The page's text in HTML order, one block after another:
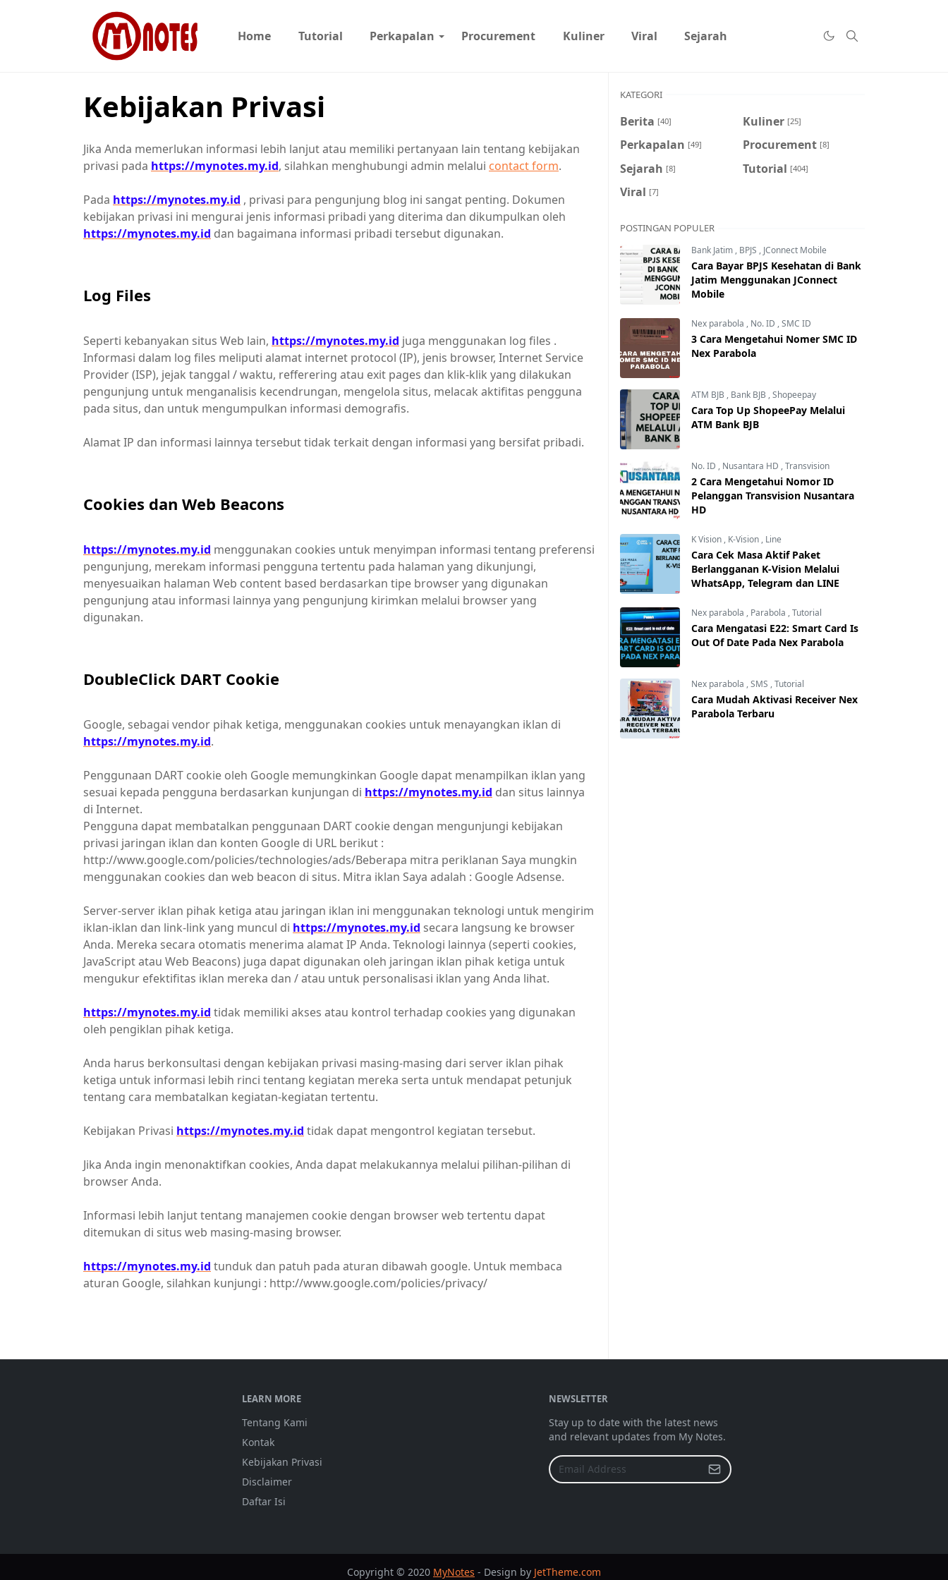
Home Tutorial Perkapalan Procurement Kuliner Viral Sejarah
Kebijakan Privasi
Jika Anda memerlukan informasi lebih lanjut atau memiliki pertanyaan lain tentang kebijakan
privasi pada https://mynotes.my.id, silahkan menghubungi admin melalui contact form.
Pada https://mynotes.my.id , privasi para pengunjung blog ini sangat penting. Dokumen
kebijakan privasi ini mengurai jenis informasi pribadi yang diterima dan dikumpulkan oleh
https://mynotes.my.id dan bagaimana informasi pribadi tersebut digunakan.
Log Files
Seperti kebanyakan situs Web lain, https://mynotes.my.id juga menggunakan log files .
Informasi dalam log files meliputi alamat internet protocol (IP), jenis browser, Internet Service
Provider (ISP), jejak tanggal / waktu, refferering atau exit pages dan klik-klik yang dilakukan
pengunjung untuk menganalisis kecendrungan, mengelola situs, melacak aktifitas pengguna
pada situs, dan untuk mengumpulkan informasi demografis.
Alamat IP dan informasi lainnya tersebut tidak terkait dengan informasi yang bersifat pribadi.
Cookies dan Web Beacons
https://mynotes.my.id menggunakan cookies untuk menyimpan informasi tentang preferensi
pengunjung, merekam informasi pengguna tertentu pada halaman yang dikunjungi,
menyesuaikan halaman Web content based berdasarkan tipe browser yang digunakan
pengunjung atau informasi lainnya yang pengunjung kirimkan melalui browser yang
digunakan.
DoubleClick DART Cookie
Google, sebagai vendor pihak ketiga, menggunakan cookies untuk menayangkan iklan di
https://mynotes.my.id.
Penggunaan DART cookie oleh Google memungkinkan Google dapat menampilkan iklan yang
sesuai kepada pengguna berdasarkan kunjungan di https://mynotes.my.id dan situs lainnya
di Internet.
Pengguna dapat membatalkan penggunaan DART cookie dengan mengunjungi kebijakan
privasi jaringan iklan dan konten Google di URL berikut :
http://www.google.com/policies/technologies/ads/Beberapa mitra periklanan Saya mungkin
menggunakan cookies dan web beacon di situs. Mitra iklan Saya adalah : Google Adsense.
Server-server iklan pihak ketiga atau jaringan iklan ini menggunakan teknologi untuk mengirim
iklan-iklan dan link-link yang muncul di https://mynotes.my.id secara langsung ke browser
Anda. Mereka secara otomatis menerima alamat IP Anda. Teknologi lainnya (seperti cookies,
JavaScript atau Web Beacons) juga dapat digunakan oleh jaringan iklan pihak ketiga untuk
mengukur efektifitas iklan mereka dan / atau untuk personalisasi iklan yang Anda lihat.
https://mynotes.my.id tidak memiliki akses atau kontrol terhadap cookies yang digunakan
oleh pengiklan pihak ketiga.
Anda harus berkonsultasi dengan kebijakan privasi masing-masing dari server iklan pihak
ketiga untuk informasi lebih rinci tentang kegiatan mereka serta untuk mendapat petunjuk
tentang cara membatalkan kegiatan-kegiatan tertentu.
Kebijakan Privasi https://mynotes.my.id tidak dapat mengontrol kegiatan tersebut.
Jika Anda ingin menonaktifkan cookies, Anda dapat melakukannya melalui pilihan-pilihan di
browser Anda.
Informasi lebih lanjut tentang manajemen cookie dengan browser web tertentu dapat
ditemukan di situs web masing-masing browser.
https://mynotes.my.id tunduk dan patuh pada aturan dibawah google. Untuk membaca
aturan Google, silahkan kunjungi : http://www.google.com/policies/privacy/
KATEGORI
Berita [40] Kuliner [25]
Perkapalan [49] Procurement [8]
Sejarah [8] Tutorial [404]
Viral [7]
POSTINGAN POPULER
Bank Jatim , BPJS , JConnect Mobile
Cara Bayar BPJS Kesehatan di Bank
Jatim Menggunakan JConnect
Mobile
Nex parabola , No. ID ,SMC ID
3 Cara Mengetahui Nomer SMC ID
Nex Parabola
ATM BJB , Bank BJB ,Shopeepay
Cara Top Up ShopeePay Melalui
ATM Bank BJB
No. ID , Nusantara HD ,Transvision
2 Cara Mengetahui Nomor ID
Pelanggan Transvision Nusantara
HD
K Vision , K-Vision , Line
Cara Cek Masa Aktif Paket
Berlangganan K-Vision Melalui
WhatsApp, Telegram dan LINE
Nex parabola , Parabola ,Tutorial
Cara Mengatasi E22: Smart Card Is
Out Of Date Pada Nex Parabola
Nex parabola ,SMS ,Tutorial
Cara Mudah Aktivasi Receiver Nex
Parabola Terbaru
LEARN MORE
Tentang Kami
Kontak
Kebijakan Privasi
Disclaimer
Daftar Isi
NEWSLETTER
Stay up to date with the latest news
and relevant updates from My Notes.
Copyright © 2020 MyNotes - Design by JetTheme.com